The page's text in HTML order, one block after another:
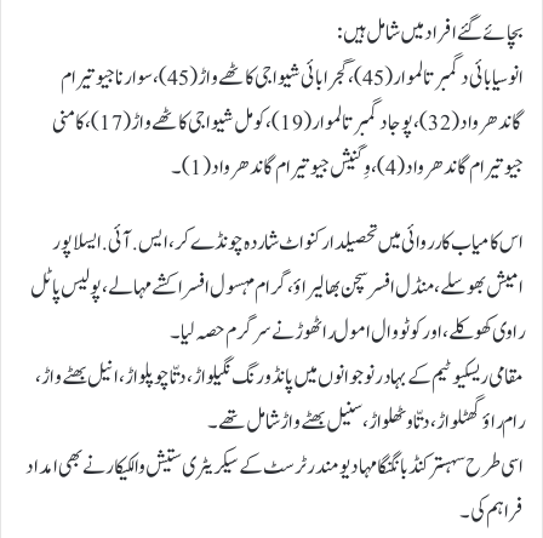
بچائے گئے افراد میں شامل ہیں:
انوسیا بائی دگمبر تالموار (45)، گجرا بائی شیواجی کاٹھےواڑ (45)، سوارنا جیوتیرام
گاندھرواد (32)، پوجا دگمبر تالموار (19)، کومل شیواجی کاٹھےواڑ (17)، کامنی
جیوتیرام گاندھرواد (4)، وِگنیش جیوتیرام گاندھرواد (1)۔
اس کامیاب کارروائی میں تحصیلدار کنواٹ شاردہ چونڈےکر، ایس.آئی. ایسلاپور
امیش بھوسلے، منڈل افسر سچن بھالیراؤ، گرام مہسول افسر اکشے مہالے، پولیس پاٹل
راوی کھوکلے، اور کوٹووال امول راٹھوڑ نے سرگرم حصہ لیا۔
مقامی ریسکیو ٹیم کے بہادر نوجوانوں میں پانڈورنگ نگیلواڑ، دتّا چوپلواڑ، انیل بھٹےواڑ،
رام راؤ گھٹلواڑ، دتّا وٹھلواڑ، سنیل بھٹےواڑ شامل تھے۔
اسی طرح سہسترکنڈ بانگنگا مہادیو مندر ٹرسٹ کے سیکریٹری ستیش والکیکار نے بھی امداد
فراہم کی۔